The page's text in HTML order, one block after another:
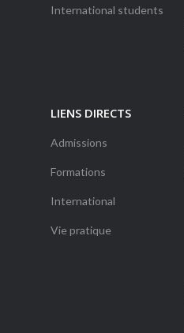
International students
LIENS DIRECTS
Admissions
Formations
International
Vie pratique